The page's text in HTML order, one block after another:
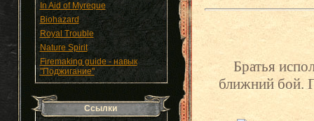
In Aid of Myreque
Biohazard
Royal Trouble
Nature Spirit
Firemaking guide - навык
"Поджигание"
Ссылки
Братья
ближний бой.